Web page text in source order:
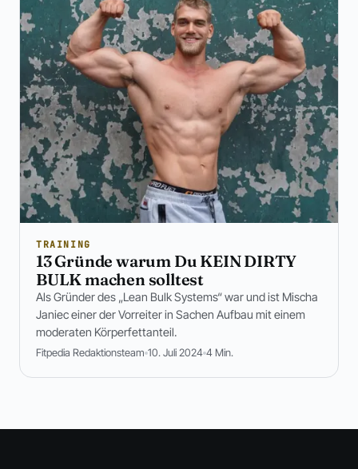
TRAINING
13 Gründe warum Du KEIN DIRTY
BULK machen solltest
Als Gründer des „Lean Bulk Systems“ war und ist Mischa
Janiec einer der Vorreiter in Sachen Aufbau mit einem
moderaten Körperfettanteil.
Fitpedia Redaktionsteam 10. Juli 2024 4 Min.